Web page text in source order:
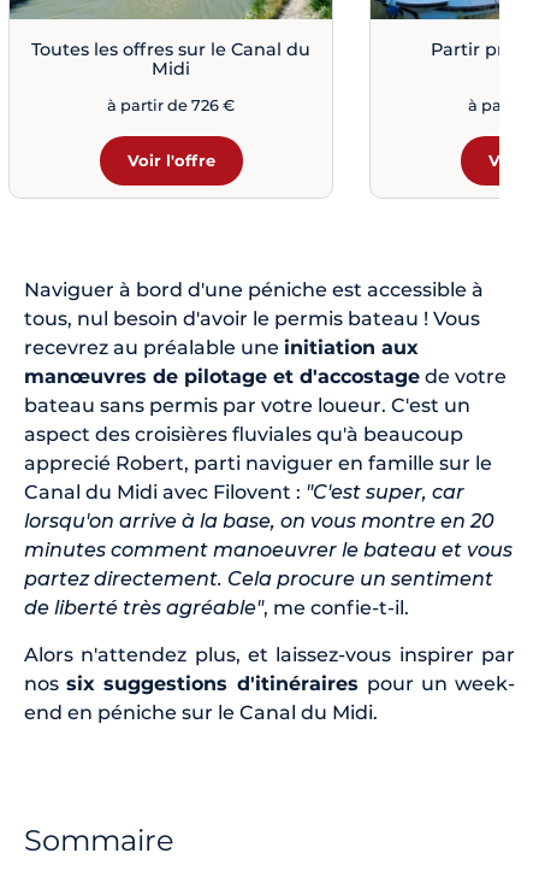
Toutes les offres sur le Canal du
Midi
à partir de 726 €
Voir l'offre
Partir près
à partir
Voir
Naviguer à bord d'une péniche est accessible à
tous, nul besoin d'avoir le permis bateau ! Vous
recevrez au préalable une initiation aux
manœuvres de pilotage et d'accostage de votre
bateau sans permis par votre loueur. C'est un
aspect des croisières fluviales qu'à beaucoup
apprecié Robert, parti naviguer en famille sur le
Canal du Midi avec Filovent : "C'est super, car
lorsqu'on arrive à la base, on vous montre en 20
minutes comment manoeuvrer le bateau et vous
partez directement. Cela procure un sentiment
de liberté très agréable", me confie-t-il.
Alors n'attendez plus, et laissez-vous inspirer par
nossix suggestions d'itinéraires pour un week-
end en péniche sur le Canal du Midi.
Sommaire